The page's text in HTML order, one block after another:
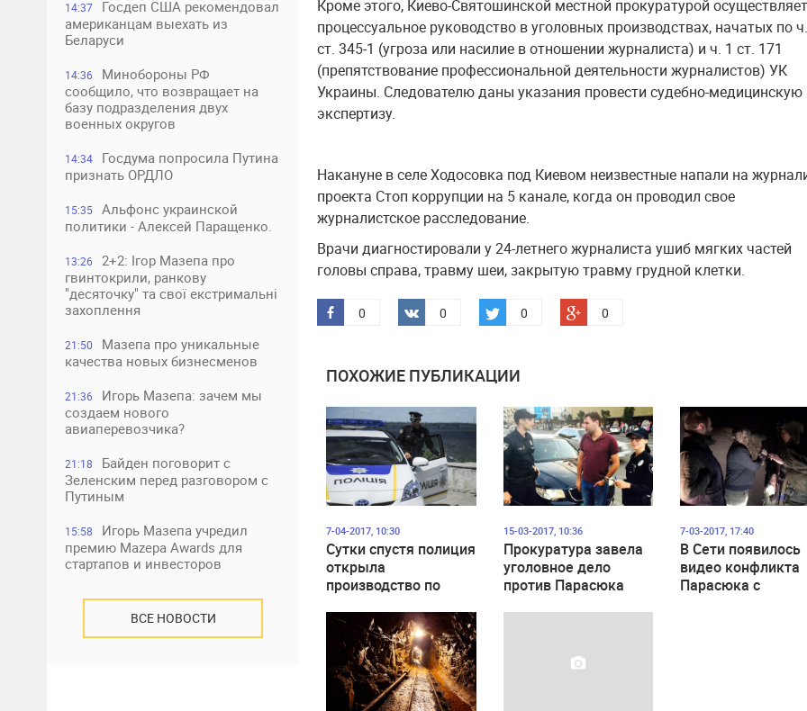
14:37
Госдеп США рекомендовал
американцам выехать из
Беларуси
14:36
Минобороны РФ
сообщило, что возвращает на
базу подразделения двух
военных округов
14:34
Госдума попросила Путина
признать ОРДЛО
15:35
Альфонс украинской
политики - Алексей Паращенко.
13:26
2+2: Ігор Мазепа про
гвинтокрили, ранкову
"десяточку" та свої екстримальні
захоплення
21:50
Мазепа про уникальные
качества новых бизнесменов
21:36
Игорь Мазепа: зачем мы
создаем нового
авиаперевозчика?
21:18
Байден поговорит с
Зеленским перед разговором с
Путиным
15:58
Игорь Мазепа учредил
премию Mazepa Awards для
стартапов и инвесторов
ВСЕ НОВОСТИ
Кроме этого, Киево-Святошинской местной прокуратурой
процессуальное руководство в уголовных производствах, начатых по
ст. 345-1 (угроза или насилие в отношении журналиста) и ч. 1 ст. 171
(препятствование профессиональной деятельности журналистов) УК
Украины. Следователю даны указания провести судебно-медицинскую
экспертизу.
Накануне в селе Ходосовка под Киевом неизвестные напали на
проекта Стоп коррупции на 5 канале, когда он проводил свое
журналистское расследование.
Врачи диагностировали у 24-летнего журналиста ушиб мягких частей
головы справа, травму шеи, закрытую травму грудной клетки.
0 0 0 0
ПОХОЖИЕ ПУБЛИКАЦИИ
7-04-2017, 10:30
Сутки спустя полиция
открыла
производство по
15-03-2017, 10:36
Прокуратура завела
уголовное дело
против Парасюка
7-03-2017, 17:40
В Сети появилось
видео конфликта
Парасюка с